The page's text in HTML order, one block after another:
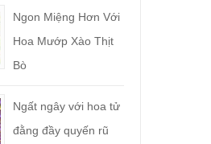
Ngon Miệng Hơn Với
Hoa Mướp Xào Thịt
Bò
Ngất ngây với hoa tử
đằng đầy quyến rũ